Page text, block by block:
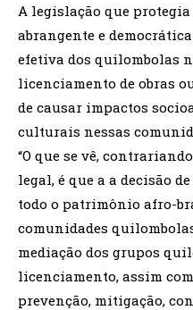
A legislação que
abrangente e
efetiva dos quilombolas
licenciamento de obras
de causar impactos
culturais nessas
“O que se vê,
legal, é que a a decisão
todo o patrimônio afro-
comunidades
mediação dos grupos
licenciamento, assim
prevenção, mitigação,